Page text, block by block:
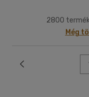
2800
Még